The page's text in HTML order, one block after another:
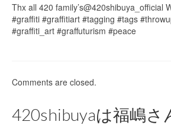
Thx all 420 family’s@420shibuya_official
#graffiti #graffitiart #tagging #tags
#graffiti_art #graffuturism #peace
Comments are closed.
420shibuyaは福嶋さ